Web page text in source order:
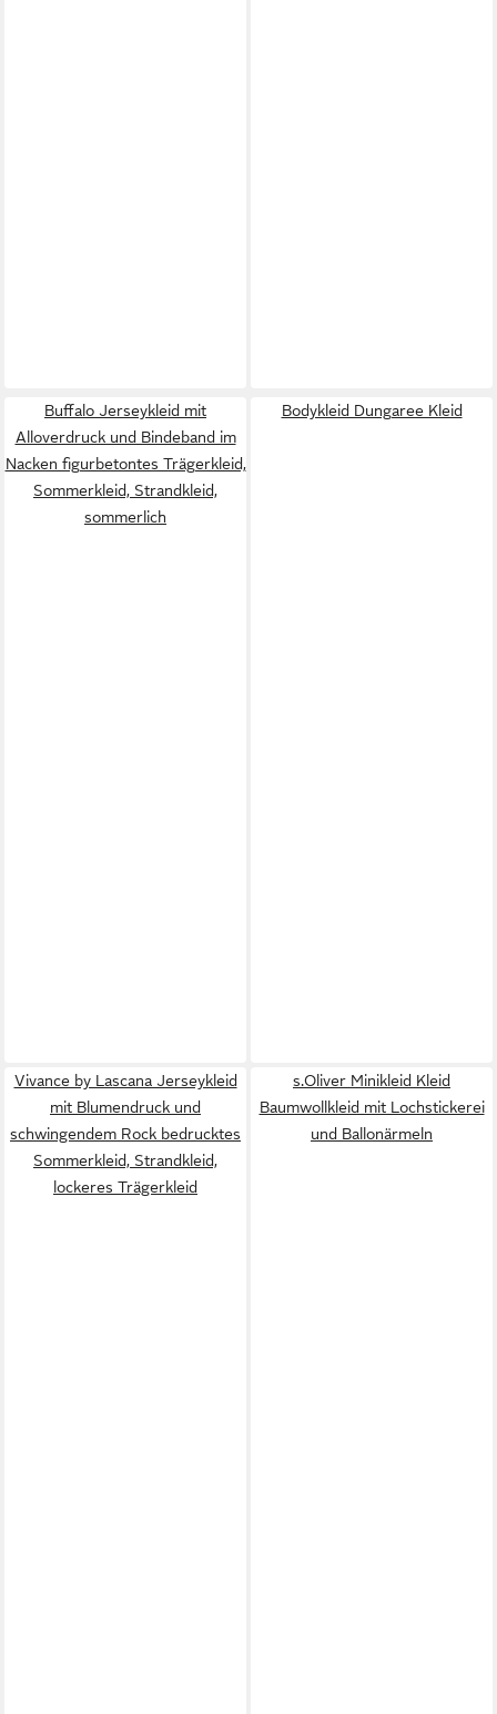
Buffalo Jerseykleid mit
Alloverdruck und Bindeband im
Nacken figurbetontes Trägerkleid,
Sommerkleid, Strandkleid,
sommerlich
Bodykleid Dungaree Kleid
Vivance by Lascana Jerseykleid
mit Blumendruck und
schwingendem Rock bedrucktes
Sommerkleid, Strandkleid,
lockeres Trägerkleid
s.Oliver Minikleid Kleid
Baumwollkleid mit Lochstickerei
und Ballonärmeln